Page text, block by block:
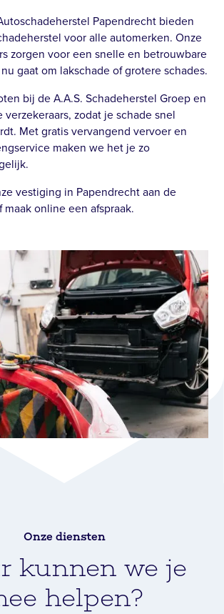
Papendrecht bieden
voor alle automerken. Onze
zorgen voor een snelle en betrouwbare
gaat om lakschade of grotere schades.
bij de A.A.S. Schadeherstel Groep en
zodat je schade snel
Met gratis vervangend vervoer en
maken we het je zo
vestiging in Papendrecht aan de
online een afspraak.
Onze diensten
kunnen we je
helpen?